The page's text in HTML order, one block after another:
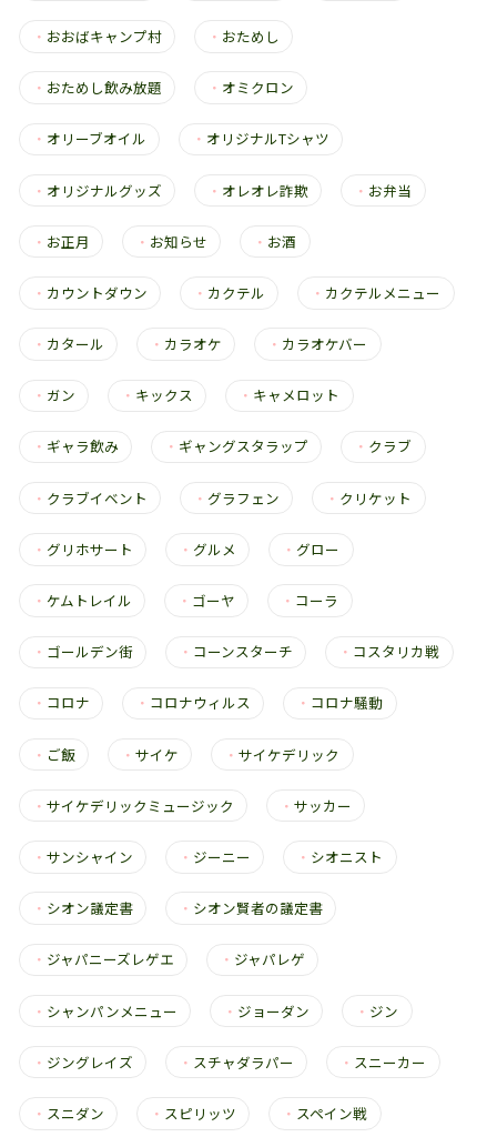
・ おおばキャンプ村 ・ おためし
・ おためし飲み放題 ・ オミクロン
・ オリーブオイル ・ オリジナルTシャツ
・ オリジナルグッズ ・ オレオレ詐欺 ・ お弁当
・ お正月 ・ お知らせ ・ お酒
・ カウントダウン ・ カクテル ・ カクテルメニュー
・ カタール ・ カラオケ ・ カラオケバー
・ ガン ・ キックス ・ キャメロット
・ ギャラ飲み ・ ギャングスタラップ ・ クラブ
・ クラブイベント ・ グラフェン ・ クリケット
・ グリホサート ・ グルメ ・ グロー
・ ケムトレイル ・ ゴーヤ ・ コーラ
・ ゴールデン街 ・ コーンスターチ ・ コスタリカ戦
・ コロナ ・ コロナウィルス ・ コロナ騒動
・ ご飯 ・サイケ ・サイケデリック
・ サイケデリックミュージック ・サッカー
・ サンシャイン ・ ジーニー ・ シオニスト
・ シオン議定書 ・ シオン賢者の議定書
・ ジャパニーズレゲエ ・ ジャパレゲ
・ シャンパンメニュー ・ ジョーダン ・ ジン
・ ジングレイズ ・ スチャダラパー ・ スニーカー
・ スニダン ・ スピリッツ ・ スペイン戦